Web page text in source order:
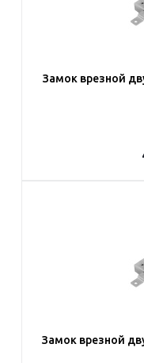
Замок врезной
Замок врезной